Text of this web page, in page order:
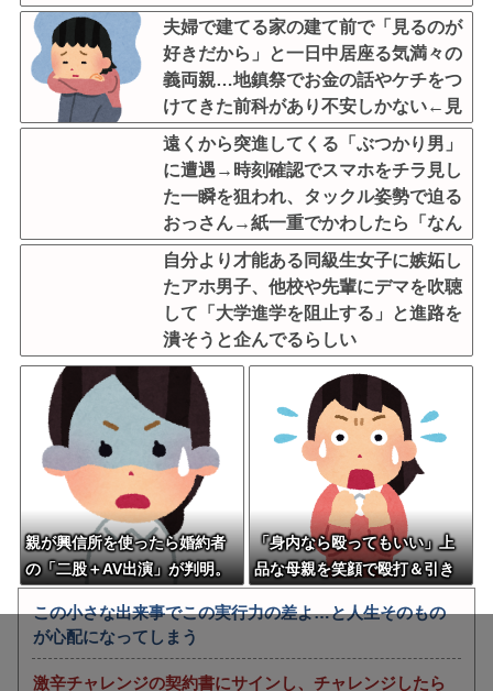
夫婦で建てる家の建て前で「見るのが
好きだから」と一日中居座る気満々の
義両親…地鎮祭でお金の話やケチをつ
けてきた前科があり不安しかない←見
るのが好きとか完全に野次馬の思考
遠くから突進してくる「ぶつかり男」
に遭遇→時刻確認でスマホをチラ見し
た一瞬を狙われ、タックル姿勢で迫る
おっさん→紙一重でかわしたら「なん
で避けられるんだよ！」と絶叫逃走
自分より才能ある同級生女子に嫉妬し
たアホ男子、他校や先輩にデマを吹聴
して「大学進学を阻止する」と進路を
潰そうと企んでるらしい
親が興信所を使ったら婚約者
の「二股＋AV出演」が判明。
せられて吐いた私 →その場で
円満破棄となったが、元婚約
者カップルから嫌がらせが始
「身内なら殴ってもいい」上
品な母親を笑顔で殴打＆引き
病気の母を暴力で抑える彼女
ろしい一言←第三者の介入が
この小さな出来事でこの実行力の差よ…と人生そのもの
が心配になってしまう
激辛チャレンジの契約書にサインし、チャレンジしたら